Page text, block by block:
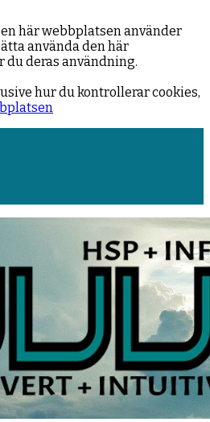
här webbplatsen använder
använda den här
deras användning.
hur du kontrollerar cookies,